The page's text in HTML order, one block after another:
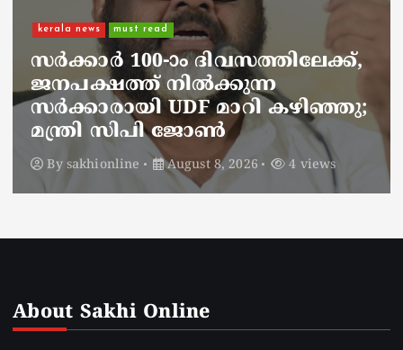
നാടെങ്ങും പൊലീസ് തിരയുന്നു,
ചായകുടിക്കാൻ എടപ്പാളിലെത്തി
അർജുൻ ആയങ്കി;
സഞ്ചരിക്കുന്നത് വാഹനങ്ങൾ
മാറ്റി
By sakhionline August 8, 2026 6 views
About Sakhi Online